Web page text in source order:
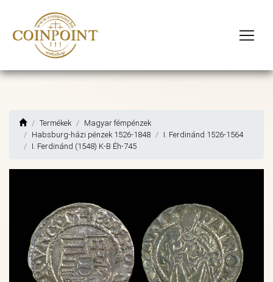
Termékek
Magyar fémpénzek
Habsburg-házi pénzek 1526-1848
I. Ferdinánd 1526-1564
I. Ferdinánd (1548) K-B Éh-745